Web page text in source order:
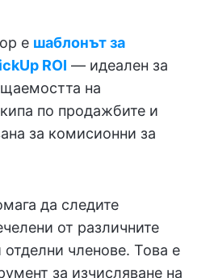
е шаблонът за
ROI — идеален за
на
по продажбите и
за комисионни за
да следите
от различните
членове. Това е
за изчисляване на